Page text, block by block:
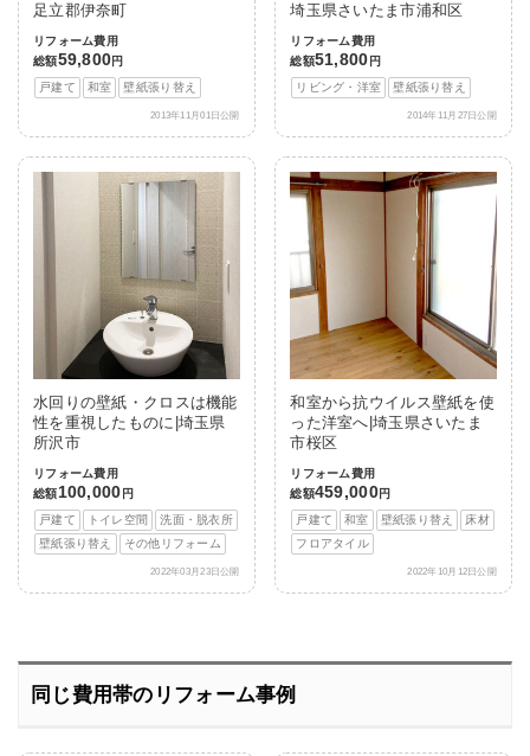
足立郡伊奈町
リフォーム費用
総額59,800円
戸建て
和室 壁紙張り替え
2013年11月01日公開
埼玉県さいたま市浦和区
リフォーム費用
総額51,800 円
リビング・洋室
壁紙張り替え
2014年11月27日公開
水回りの壁紙・クロスは機能
性を重視したものに|埼玉県
所沢市
リフォーム費用
総額100,000 円
戸建て
トイレ空間
洗面・脱衣所
壁紙張り替え
その他リフォーム
2022年03月23日公開
和室から抗ウイルス壁紙を使
った洋室へ|埼玉県さいたま
市桜区
リフォーム費用
総額459,000円
戸建て
和室 壁紙張り替え
床材
フロアタイル
2022年10月12日公開
同じ費用帯のリフォーム事例